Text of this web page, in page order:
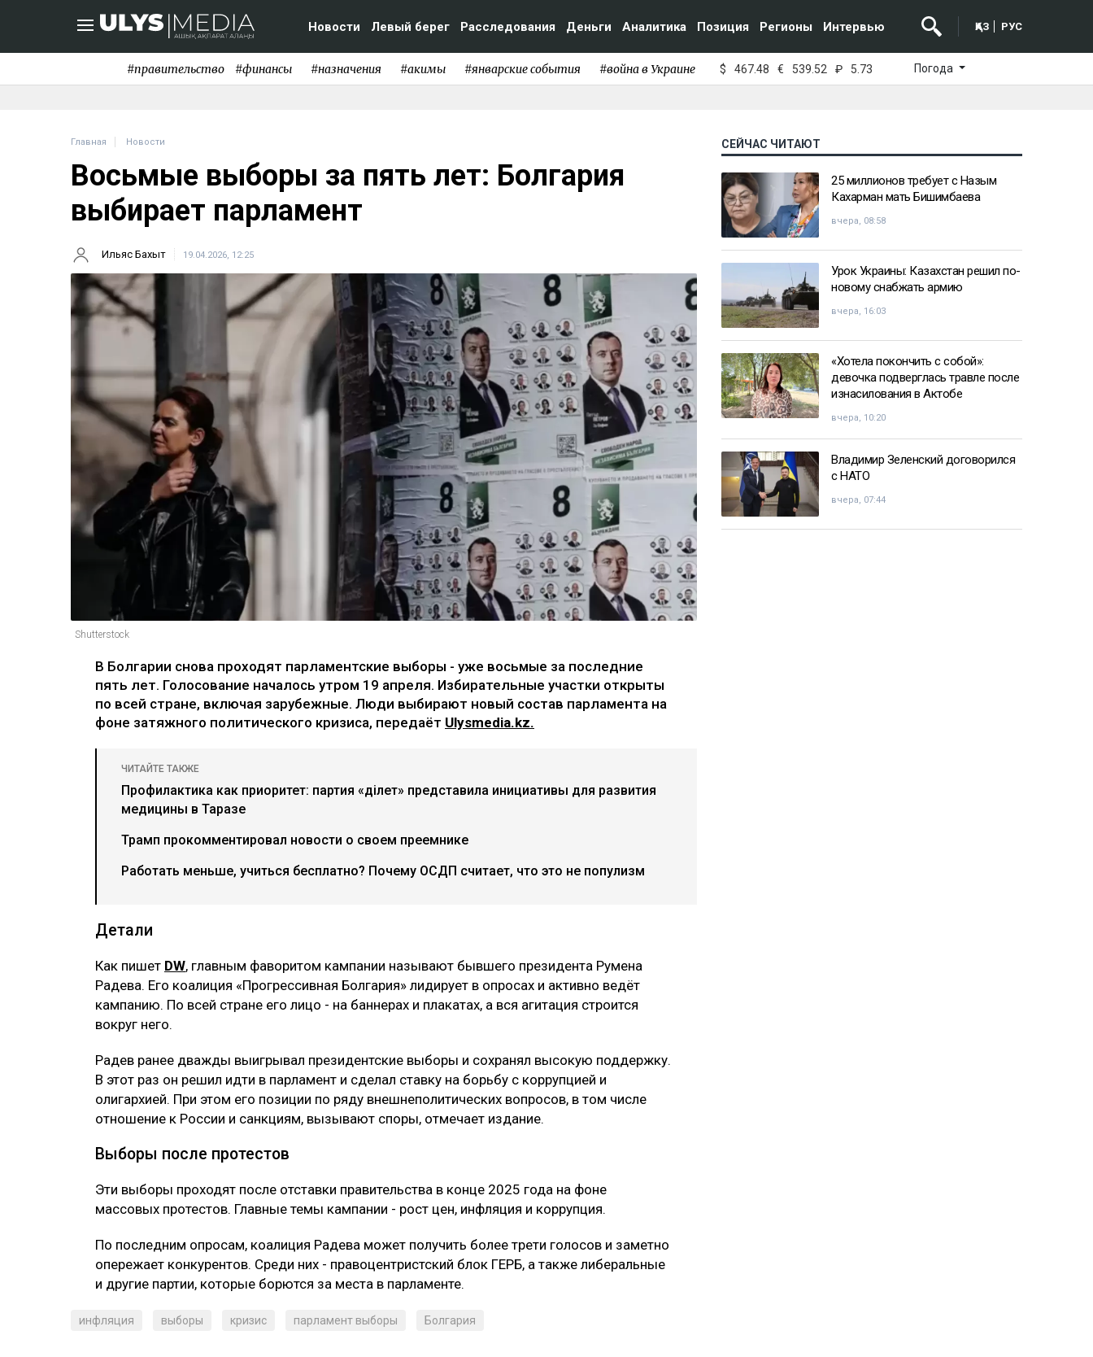
Новости Левый берег Расследования Деньги Аналитика Позиция Регионы Интервью ҚАЗ РУС
#правительство #финансы #назначения #акимы #январские события #война в Украине $ 467.48 € 539.52 ₽ 5.73 Погода
Главная Новости
Восьмые выборы за пять лет: Болгария
выбирает парламент
Ильяс Бахыт 19.04.2026, 12:25
Shutterstock
В Болгарии снова проходят парламентские выборы - уже восьмые за последние
пять лет. Голосование началось утром 19 апреля. Избирательные участки открыты
по всей стране, включая зарубежные. Люди выбирают новый состав парламента на
фоне затяжного политического кризиса, передаёт Ulysmedia.kz.
ЧИТАЙТЕ ТАКЖЕ
Профилактика как приоритет: партия «Әділет» представила инициативы для развития
медицины в Таразе
Трамп прокомментировал новости о своем преемнике
Работать меньше, учиться бесплатно? Почему ОСДП считает, что это не популизм
Детали
Как пишет DW, главным фаворитом кампании называют бывшего президента Румена
Радева. Его коалиция «Прогрессивная Болгария» лидирует в опросах и активно ведёт
кампанию. По всей стране его лицо - на баннерах и плакатах, а вся агитация строится
вокруг него.
Радев ранее дважды выигрывал президентские выборы и сохранял высокую поддержку.
В этот раз он решил идти в парламент и сделал ставку на борьбу с коррупцией и
олигархией. При этом его позиции по ряду внешнеполитических вопросов, в том числе
отношение к России и санкциям, вызывают споры, отмечает издание.
Выборы после протестов
Эти выборы проходят после отставки правительства в конце 2025 года на фоне
массовых протестов. Главные темы кампании - рост цен, инфляция и коррупция.
По последним опросам, коалиция Радева может получить более трети голосов и заметно
опережает конкурентов. Среди них - правоцентристский блок ГЕРБ, а также либеральные
и другие партии, которые борются за места в парламенте.
инфляция выборы кризис парламент выборы Болгария
СЕЙЧАС ЧИТАЮТ
25 миллионов требует с Назым
Кахарман мать Бишимбаева
вчера, 08:58
Урок Украины: Казахстан решил по-
новому снабжать армию
вчера, 16:03
«Хотела покончить с собой»:
девочка подверглась травле после
изнасилования в Актобе
вчера, 10:20
Владимир Зеленский договорился
с НАТО
вчера, 07:44